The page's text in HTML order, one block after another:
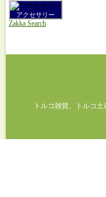
アクセサリー
Zakka Search
トルコ雑貨、トルコ土産、